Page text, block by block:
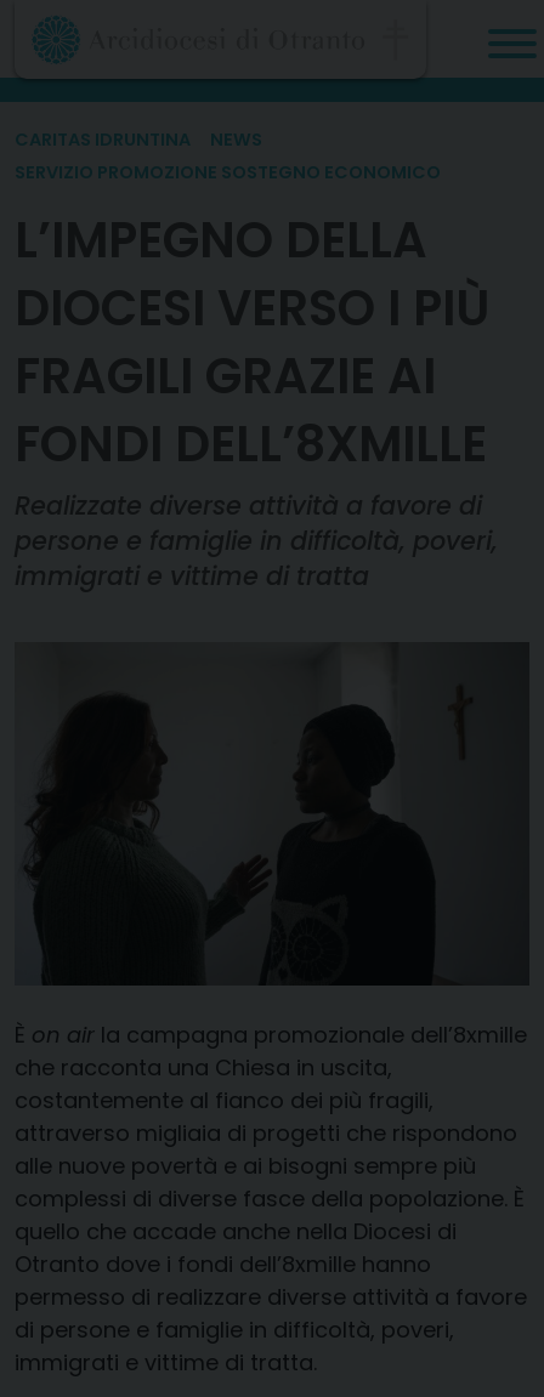
Skip
content
CARITAS IDRUNTINA
NEWS
SERVIZIO PROMOZIONE SOSTEGNO ECONOMICO
L’IMPEGNO DELLA
DIOCESI VERSO I PIÙ
FRAGILI GRAZIE AI
FONDI DELL’8XMILLE
Realizzate diverse attività a favore di
persone e famiglie in difficoltà, poveri,
immigrati e vittime di tratta
È on air la campagna promozionale dell’8xmille
che racconta una Chiesa in uscita,
costantemente al fianco dei più fragili,
attraverso migliaia di progetti che rispondono
alle nuove povertà e ai bisogni sempre più
complessi di diverse fasce della popolazione. È
quello che accade anche nella Diocesi di
Otranto dove i fondi dell’8xmille hanno
permesso di realizzare diverse attività a favore
di persone e famiglie in difficoltà, poveri,
immigrati e vittime di tratta.